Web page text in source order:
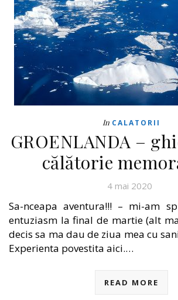
In CALATORII
GROENLANDA –
călătorie
4 mai 2020
Sa-nceapa aventura!!! – mi-am
entuziasm la final de martie (alt
decis sa ma dau de ziua mea cu
Experienta povestita aici.…
READ MORE